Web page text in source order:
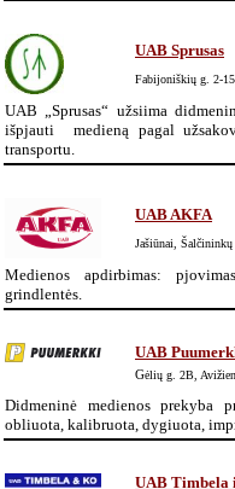
UAB Sprusas
Fabijoniškių g. 2-
UAB „Sprusas“ užsiima
išpjauti medieną pagal
transportu.
UAB AKFA
Jašiūnai,
Medienos apdirbimas:
grindlentės.
UAB
Gėlių g. 2B,
Didmeninė medienos prekyba
obliuota, kalibruota, dygiuota,
UAB Timbela